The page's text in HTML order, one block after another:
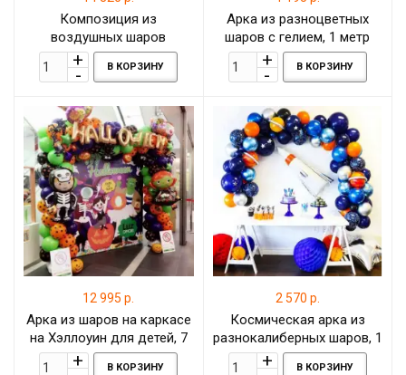
Композиция из
воздушных шаров
Большая шляпа с золотой
звездой и
В КОРЗИНУ
Арка из разноцветных
шаров с гелием, 1 метр
В КОРЗИНУ
12 995 р.
Арка из шаров на каркасе
на Хэллоуин для детей, 7
метров
В КОРЗИНУ
2 570 р.
Космическая арка из
разнокалиберных шаров, 1
метр
В КОРЗИНУ